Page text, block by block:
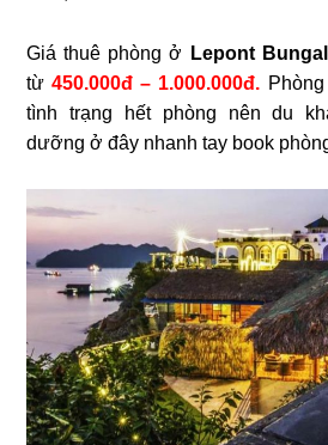
Giá thuê phòng ở Lepont
từ450.000đ – 1.000.000đ.
tình trạng hết phòng nên du
dưỡng ở đây nhanh tay book